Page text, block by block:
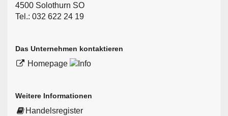
4500 Solothurn SO
Tel.: 032 622 24 19
Das Unternehmen kontaktieren
Homepage
Weitere Informationen
Handelsregister